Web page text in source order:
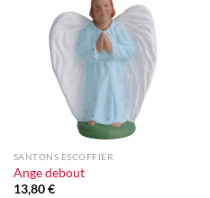
Ajouter
à la liste
d'envie
SANTONS ESCOFFIER
Ange debout
13,80€